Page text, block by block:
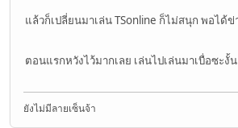
แล้วก็เปลี่ยนมาเล่น TSonline ก็ไม่สนุก พอได้
ตอนแรกหวังไว้มากเลย เล่นไปเล่นมาเบื่อซะงั้น
ยังไม่มีลายเซ็นจ้า